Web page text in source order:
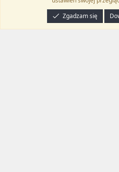
Community platform by XenForo® ©
programyzadarmo.net.pl
Email Check by MPM.PM
Zgadzam się